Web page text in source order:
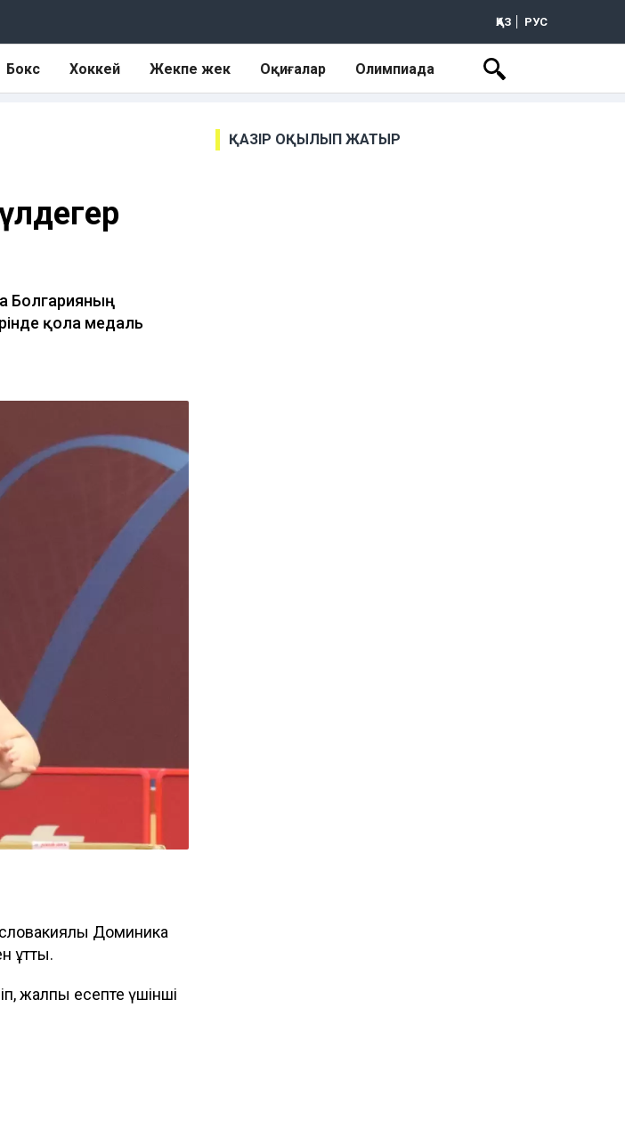
ҚАЗ РУС
Бокс Хоккей Жекпе жек Оқиғалар Олимпиада
Болгарияның
қола медаль
Доминика
ұтты.
жалпы есепте үшінші
ҚАЗІР ОҚЫЛЫП ЖАТЫР